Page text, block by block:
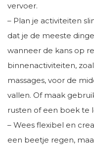
vervoer.
– Plan je activiteiten
dat je de meeste
wanneer de kans op
binnenactiviteiten,
massages, voor de
vallen. Of maak
rusten of een boek te
– Wees flexibel en
een beetje regen,